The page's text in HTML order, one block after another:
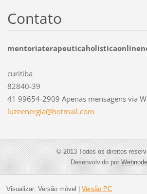
Contato
curitiba
82840-39
41 99654-2909 Apenas mensagens via
luzeenergia@hotmail.com
© 2013 Todos os direitos
Desenvolvido porWebnode
Visualizar: Versão móvel Versão PC